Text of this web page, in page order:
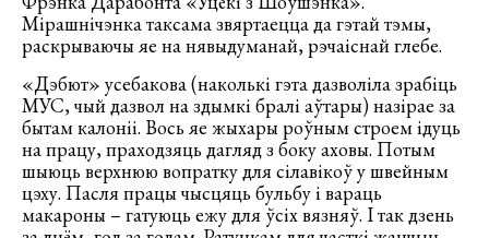
Мірашнічэнка таксама звяртаецца да гэтай тэмы,
раскрываючы яе на нявыдуманай, рэчаіснай глебе.
«Дэбют» усебакова (наколькі гэта дазволіла зрабіць
МУС, чый дазвол на здымкі бралі аўтары) назірае за
бытам калоніі. Вось яе жыхары роўным строем ідуць
на працу, праходзяць дагляд з боку аховы. Потым
шыюць верхнюю вопратку для сілавікоў у швейным
цэху. Пасля працы чысцяць бульбу і вараць
макароны – гатуюць ежу для ўсіх вязняў. І так дзень